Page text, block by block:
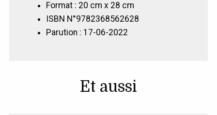
Format : 20 cm x 28 cm
ISBN N°9782368562628
Parution : 17-06-2022
Et aussi